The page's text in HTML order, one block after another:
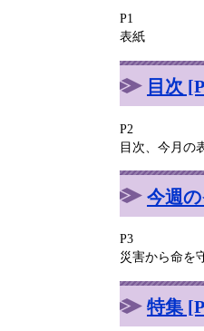
P1
表紙
目次
P2
目次、今月の
今週
P3
災害から命を
特集